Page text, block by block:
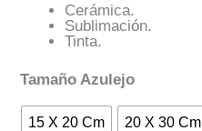
Cerámica.
Sublimación.
Tinta.
Tamaño Azulejo
15 X 20 Cm 20 X 30 Cm